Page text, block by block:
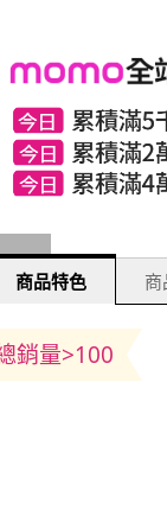
商品特色
銷量>100